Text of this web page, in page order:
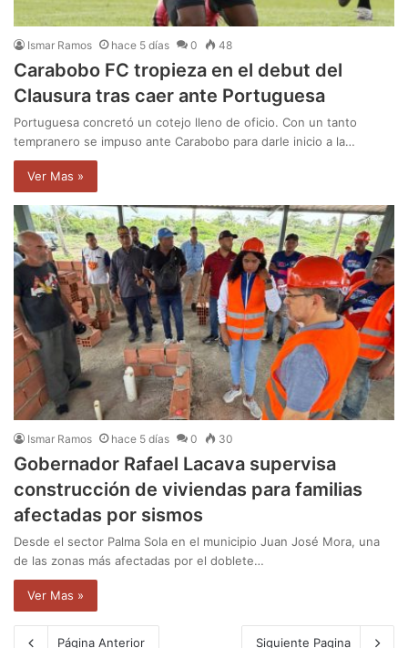
Ismar Ramos hace 5 días 0 48
Carabobo FC tropieza en el debut del
Clausura tras caer ante Portuguesa
Portuguesa concretó un cotejo lleno de oficio. Con un tanto
tempranero se impuso ante Carabobo para darle inicio a la…
Ver Mas »
Ismar Ramos hace 5 días 0 30
Gobernador Rafael Lacava supervisa
construcción de viviendas para familias
afectadas por sismos
Desde el sector Palma Sola en el municipio Juan José Mora, una
de las zonas más afectadas por el doblete…
Ver Mas »
Página Anterior Siguiente Pagina